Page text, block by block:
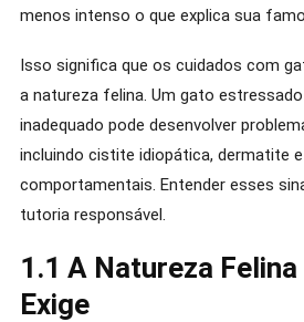
menos intenso o que explica sua
Isso significa que os cuidados com
a natureza felina. Um gato
inadequado pode desenvolver
incluindo cistite idiopática, dermatite
comportamentais. Entender esses
tutoria responsável.
1.1 A Natureza Felina
Exige